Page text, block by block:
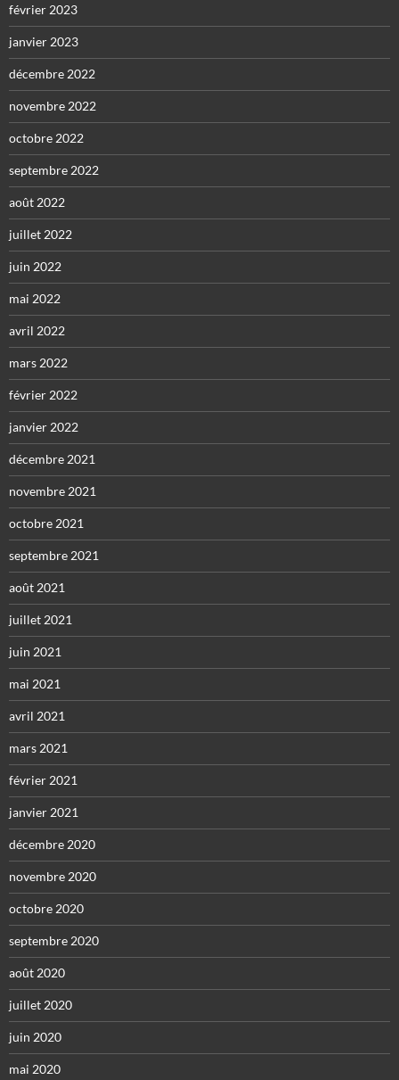
février 2023
janvier 2023
décembre 2022
novembre 2022
octobre 2022
septembre 2022
août 2022
juillet 2022
juin 2022
mai 2022
avril 2022
mars 2022
février 2022
janvier 2022
décembre 2021
novembre 2021
octobre 2021
septembre 2021
août 2021
juillet 2021
juin 2021
mai 2021
avril 2021
mars 2021
février 2021
janvier 2021
décembre 2020
novembre 2020
octobre 2020
septembre 2020
août 2020
juillet 2020
juin 2020
mai 2020